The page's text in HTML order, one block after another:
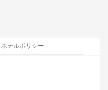
ホテルポリシー